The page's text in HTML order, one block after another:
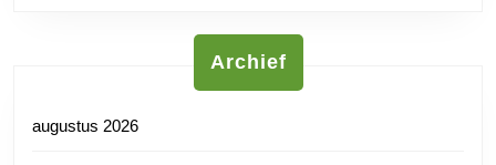
Archief
augustus 2026